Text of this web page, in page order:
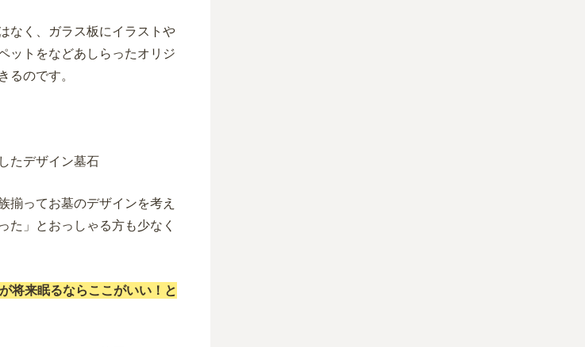
なく、ガラス板にイラストや
ットをなどあしらったオリジ
るのです。
揃ってお墓のデザインを考え
た」とおっしゃる方も少なく
将来眠るならここがいい！と